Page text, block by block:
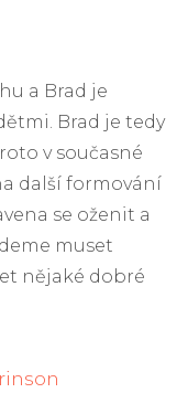
a Brad je
Brad je tedy
v současné
další formování
se oženit a
muset
nějaké dobré